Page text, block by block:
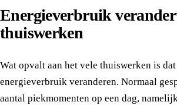
Energieverbruik
thuiswerken
Wat opvalt aan het vele thuiswerken is
energieverbruik veranderen. Normaal
aantal piekmomenten op een dag,